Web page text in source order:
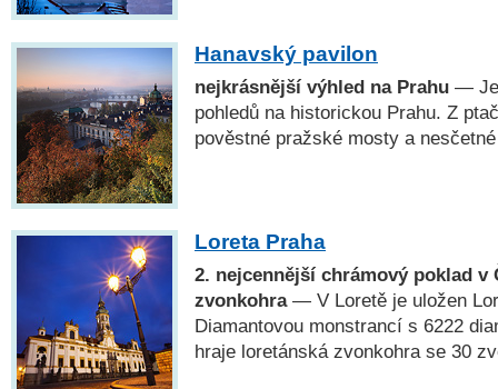
Hanavský pavilon
nejkrásnější výhled na Prahu —
pohledů na historickou Prahu. Z
pověstné pražské mosty a
Loreta Praha
2. nejcennější chrámový poklad v
zvonkohra— V Loretě je uložen
Diamantovou monstrancí s 6222
hraje loretánská zvonkohra se 30